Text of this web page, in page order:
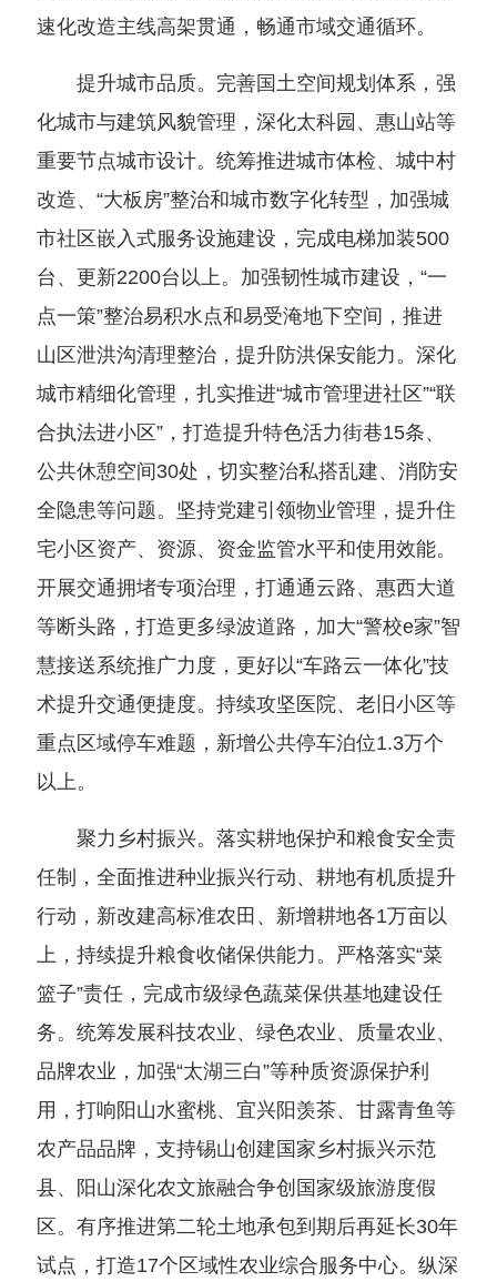
速化改造主线高架贯通，畅通市域交通循环。
提升城市品质。完善国土空间规划体系，强
化城市与建筑风貌管理，深化太科园、惠山站等
重要节点城市设计。统筹推进城市体检、城中村
改造、“大板房”整治和城市数字化转型，加强城
市社区嵌入式服务设施建设，完成电梯加装500
台、更新2200台以上。加强韧性城市建设，“一
点一策”整治易积水点和易受淹地下空间，推进
山区泄洪沟清理整治，提升防洪保安能力。深化
城市精细化管理，扎实推进“城市管理进社区”“联
合执法进小区”，打造提升特色活力街巷15条、
公共休憩空间30处，切实整治私搭乱建、消防安
全隐患等问题。坚持党建引领物业管理，提升住
宅小区资产、资源、资金监管水平和使用效能。
开展交通拥堵专项治理，打通通云路、惠西大道
等断头路，打造更多绿波道路，加大“警校e家”智
慧接送系统推广力度，更好以“车路云一体化”技
术提升交通便捷度。持续攻坚医院、老旧小区等
重点区域停车难题，新增公共停车泊位1.3万个
以上。
聚力乡村振兴。落实耕地保护和粮食安全责
任制，全面推进种业振兴行动、耕地有机质提升
行动，新改建高标准农田、新增耕地各1万亩以
上，持续提升粮食收储保供能力。严格落实“菜
篮子”责任，完成市级绿色蔬菜保供基地建设任
务。统筹发展科技农业、绿色农业、质量农业、
品牌农业，加强“太湖三白”等种质资源保护利
用，打响阳山水蜜桃、宜兴阳羡茶、甘露青鱼等
农产品品牌，支持锡山创建国家乡村振兴示范
县、阳山深化农文旅融合争创国家级旅游度假
区。有序推进第二轮土地承包到期后再延长30年
试点，打造17个区域性农业综合服务中心。纵深